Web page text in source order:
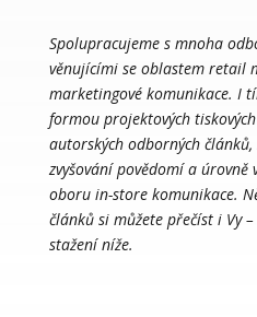
Spolupracujeme s mnoha
věnujícími se oblastem retail
marketingové komunikace. I
formou projektových
autorských odborných článků,
zvyšování povědomí a úrovně
oboru in-store komunikace.
článků si můžete přečíst i Vy
stažení níže.